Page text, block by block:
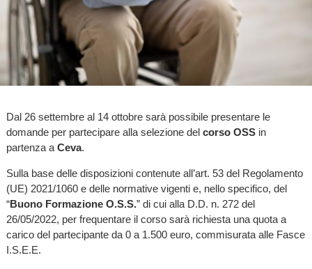
Dal 26 settembre al 14 ottobre sarà possibile presentare le
domande per partecipare alla selezione del corso OSSin
partenza a Ceva.
Sulla base delle disposizioni contenute all’art. 53 del Regolamento
(UE) 2021/1060 e delle normative vigenti e, nello specifico, del
“Buono Formazione O.S.S.” di cui alla D.D. n. 272 del
26/05/2022, per frequentare il corso sarà richiesta una quota a
carico del partecipante da 0 a 1.500 euro, commisurata alle Fasce
I.S.E.E.